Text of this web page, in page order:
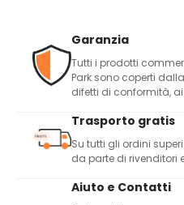
Garanzia
Tutti i prodotti
Park sono coperti dalla
difetti di conformità, ai
Trasporto gratis
Su tutti gli ordini
da parte di rivenditori
Aiuto e Contatti